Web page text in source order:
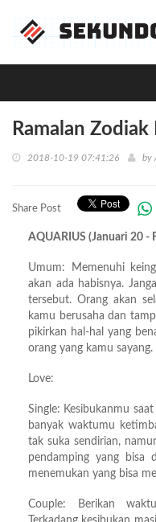
Ramalan
2018-10-19 07:41:26 by
Share Post
AQUARIUS (Januari 20 -
Umum: Memenuhi
akan ada habisnya.
tersebut. Orang akan
kamu berusaha dan
pikirkan hal-hal yang
orang yang kamu sayang.
Love:
Single: Kesibukanmu
banyak waktumu
tak suka sendirian,
pendamping yang bisa
menemukan yang bisa
Couple: Berikan